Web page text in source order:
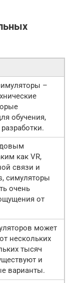
–
обучения,
как VR,
связи и
симуляторы
очень
от
может
нескольких
тысяч
и
варианты.